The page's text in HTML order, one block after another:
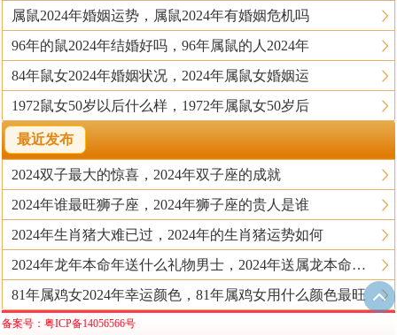
属鼠2024年婚姻运势，属鼠2024年有婚姻危机吗
96年的鼠2024年结婚好吗，96年属鼠的人2024年
84年鼠女2024年婚姻状况，2024年属鼠女婚姻运
1972鼠女50岁以后什么样，1972年属鼠女50岁后
最近发布
2024双子最大的惊喜，2024年双子座的成就
2024年谁最旺狮子座，2024年狮子座的贵人是谁
2024年生肖猪大难已过，2024年的生肖猪运势如何
2024年龙年本命年送什么礼物男士，2024年送属龙本命年的人什么礼物好
81年属鸡女2024年幸运颜色，81年属鸡女用什么颜色最旺
备案号：粤ICP备14056566号